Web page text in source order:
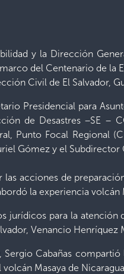
y la Dirección
del Centenario de la
Civil de El Salvador,
Presidencial para
de Desastres –SE –
Punto Focal Regional
Gómez y el
acciones de
la experiencia
jurídicos para la
Venancio
Cabañas
Masaya de